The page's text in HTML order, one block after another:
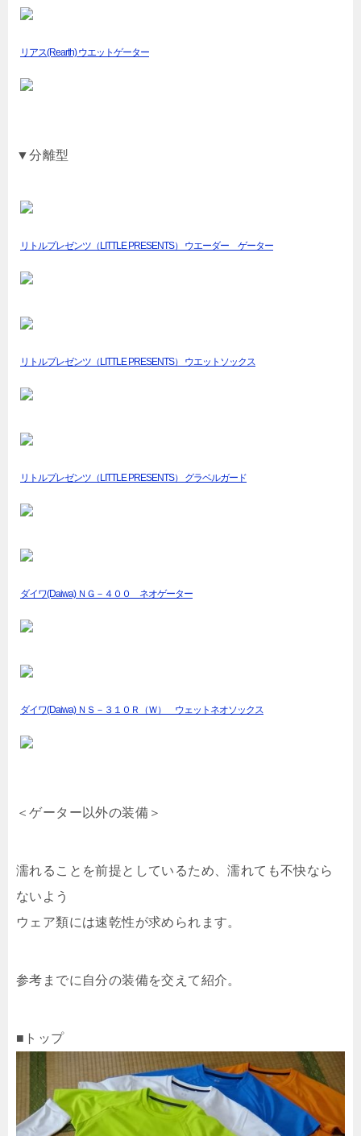
リアス(Rearth) ウエットゲーター
▼分離型
リトルプレゼンツ（LITTLE PRESENTS） ウエーダー ゲーター
リトルプレゼンツ（LITTLE PRESENTS） ウエットソックス
リトルプレゼンツ（LITTLE PRESENTS） グラベルガード
ダイワ(Daiwa) ＮＧ－４００ ネオゲーター
ダイワ(Daiwa) ＮＳ－３１０Ｒ（Ｗ） ウェットネオソックス
＜ゲーター以外の装備＞
濡れることを前提としているため、濡れても不快なら
ないよう
ウェア類には速乾性が求められます。
参考までに自分の装備を交えて紹介。
■トップ